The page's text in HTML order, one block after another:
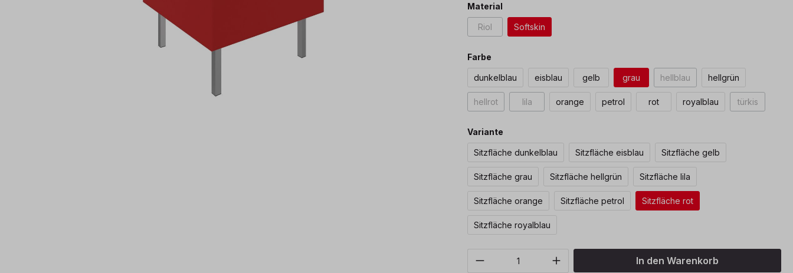
Material
Riol(Diese Option ist zurzeit nicht verfügbar.)
Softskin
Farbe
dunkelblau eisblau gelb grau hellblau(Diese Option ist zurzeit nicht
hellgrün
hellrot(Diese Option ist zurzeit nicht verfügbar.)
lila(Diese Option ist zurzeit nicht verfügbar.)
orange petrol rot royalblau türkis(Diese
Variante
Sitzfläche dunkelblau Sitzfläche eisblau Sitzfläche gelb
Sitzfläche grau Sitzfläche hellgrün Sitzfläche lila
Sitzfläche orange Sitzfläche petrol Sitzfläche rot
Sitzfläche royalblau
Produkt Anzahl: Gib den gewünschten Wert
In den Warenkorb